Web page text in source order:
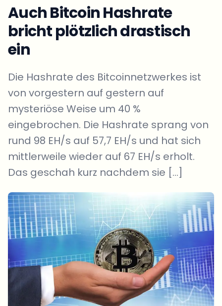
Auch Bitcoin Hashrate
bricht plötzlich drastisch
ein
Die Hashrate des Bitcoinnetzwerkes ist
von vorgestern auf gestern auf
mysteriöse Weise um 40 %
eingebrochen. Die Hashrate sprang von
rund 98 EH/s auf 57,7 EH/s und hat sich
mittlerweile wieder auf 67 EH/s erholt.
Das geschah kurz nachdem sie […]